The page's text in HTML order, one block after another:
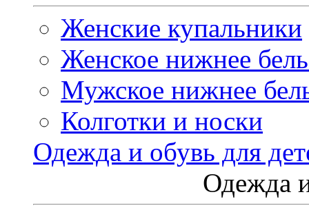
Женские купальники
Женское нижнее
Мужское нижнее
Колготки и носки
Одежда и обувь для
Одежда